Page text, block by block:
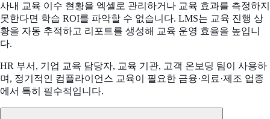
사내 교육 이수 현황을 엑셀로 관리하거나 교육 효과를 측정하지
못한다면 학습 ROI를 파악할 수 없습니다. LMS는 교육 진행 상
황을 자동 추적하고 리포트를 생성해 교육 운영 효율을 높입니
다.
HR 부서, 기업 교육 담당자, 교육 기관, 고객 온보딩 팀이 사용하
며, 정기적인 컴플라이언스 교육이 필요한 금융·의료·제조 업종
에서 특히 필수적입니다.